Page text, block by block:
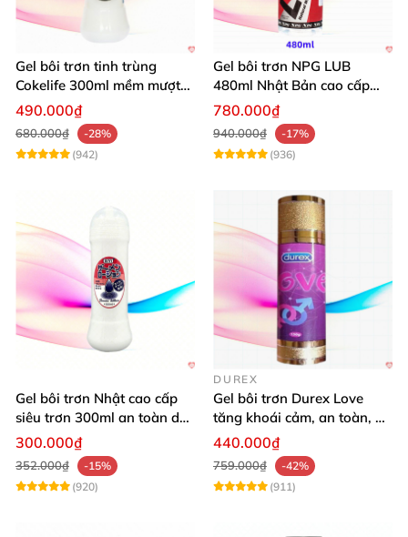
Gel bôi trơn tinh trùng
Cokelife 300ml mềm mượt
lâu dài
490.000₫
680.000₫
-28%
(942)
Gel bôi trơn NPG LUB
480ml Nhật Bản cao cấp
mượt mà an toàn
780.000₫
940.000₫
-17%
(936)
Gel bôi trơn Nhật cao cấp
siêu trơn 300ml an toàn dễ
dùng
300.000₫
352.000₫
-15%
(920)
DUREX
Gel bôi trơn Durex Love
tăng khoái cảm, an toàn, dễ
dùng
440.000₫
759.000₫
-42%
(911)